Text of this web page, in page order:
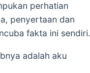
perhatian
penyertaan dan
fakta ini sendiri.
adalah aku